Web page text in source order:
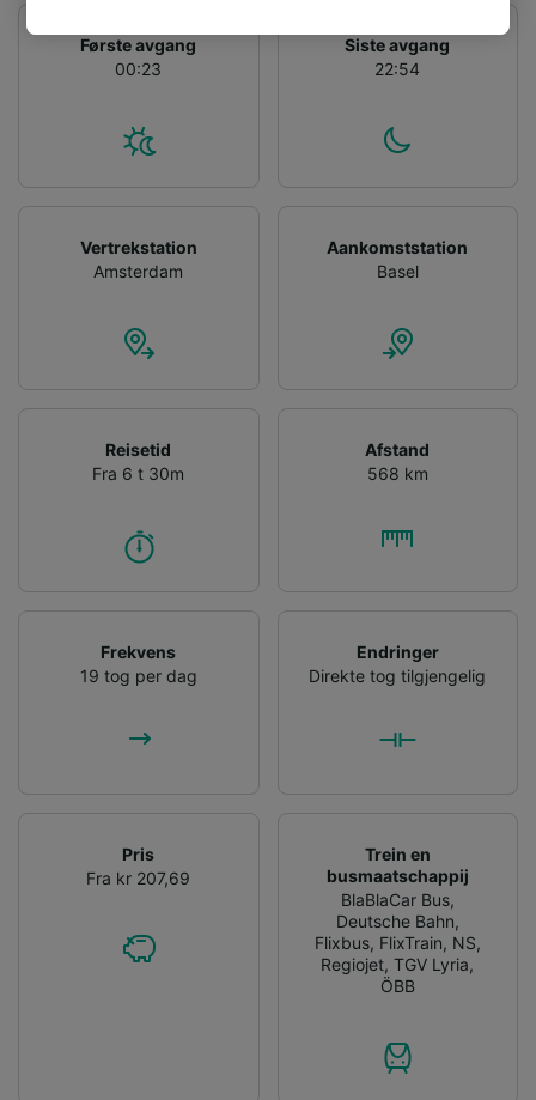
Første avgang
00:23
Siste avgang
22:54
Vertrekstation
Amsterdam
Aankomststation
Basel
Reisetid
Fra 6 t 30m
Afstand
568 km
Frekvens
19 tog per dag
Endringer
Direkte tog tilgjengelig
Pris
Fra kr 207,69
Trein en
busmaatschappij
BlaBlaCar Bus,
Deutsche Bahn,
Flixbus, FlixTrain, NS,
Regiojet,TGV Lyria,
ÖBB
track you.
device characteristics for identification. Store
and/or access information on a device.
Personalised advertising and content,
advertising and content measurement,
List of Partners